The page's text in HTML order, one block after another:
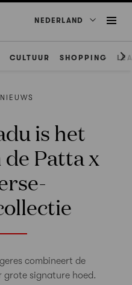
NEDERLAND
CULTUUR SHOPPING
is het
Patta x
combineert de
grote signature hoed.